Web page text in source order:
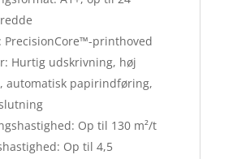
PrecisionCore™-printhoved
Hurtig udskrivning, høj
automatisk papirindføring,
Op til 130 m²/t
Op til 4,5